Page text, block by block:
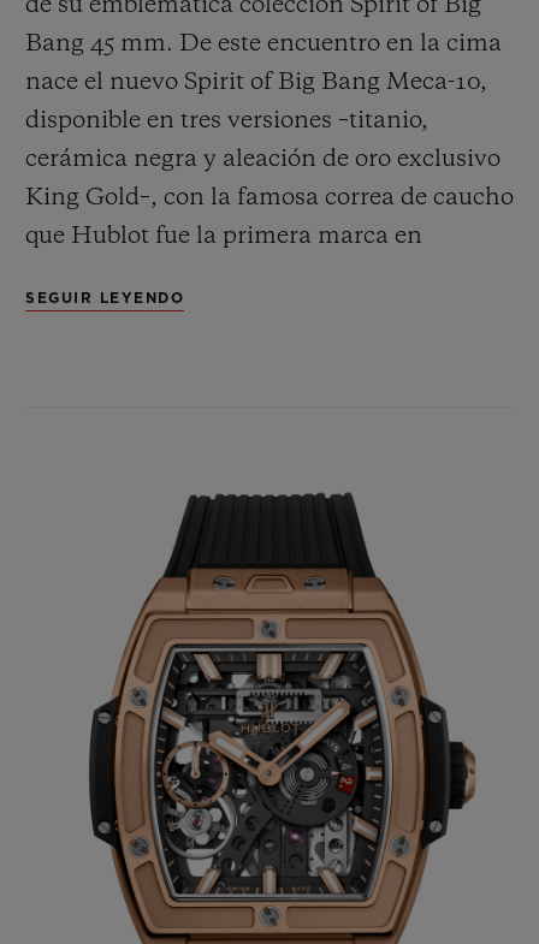
de su emblemática colección Spirit of Big
Bang 45 mm. De este encuentro en la cima
nace el nuevo Spirit of Big Bang Meca-10,
disponible en tres versiones –titanio,
cerámica negra y aleación de oro exclusivo
King Gold–, con la famosa correa de caucho
que Hublot fue la primera marca en
SEGUIR LEYENDO
ESTUCHE DE REGALO
ENCONTRAR UNA